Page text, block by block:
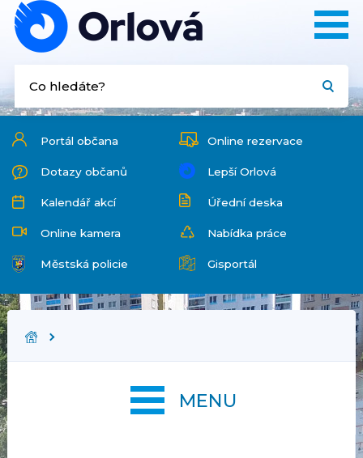
Portál občana Online rezervace
Dotazy občanů Lepší Orlová
Kalendář akcí Úřední deska
Online kamera Nabídka práce
Městská policie Gisportál
MENU